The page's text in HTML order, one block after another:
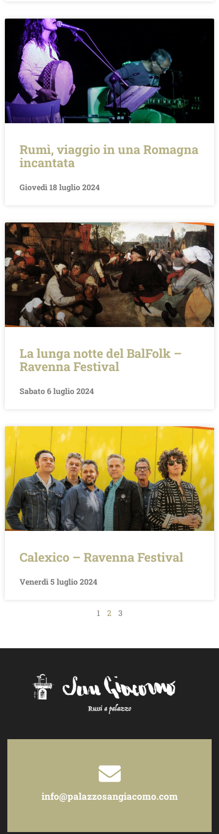
Rumì, viaggio in una Romagna
incantata
Giovedì 18 luglio 2024
La lunga notte del BalFolk –
Ravenna Festival
Sabato 6 luglio 2024
Calexico – Ravenna Festival
Venerdì 5 luglio 2024
1 2 3
info@palazzosangiacomo.com